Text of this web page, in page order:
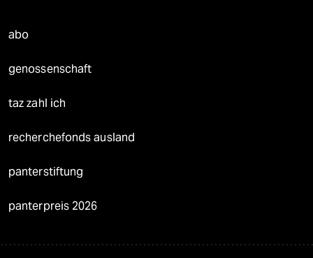
abo
genossenschaft
taz zahl ich
recherchefonds ausland
panterstiftung
panterpreis 2026